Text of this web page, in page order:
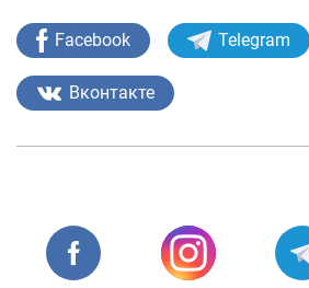
Facebook Telegram
Вконтакте